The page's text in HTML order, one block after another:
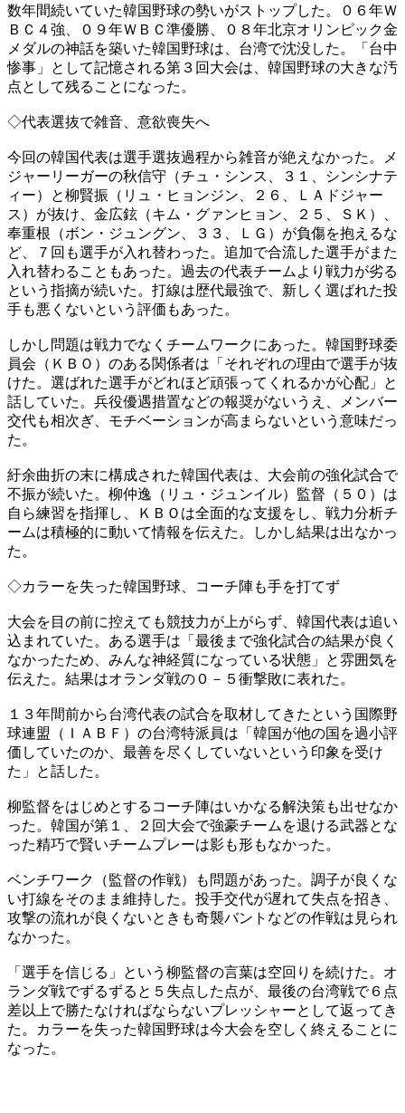
数年間続いていた韓国野球の勢いがストップした。０６年Ｗ
ＢＣ４強、０９年ＷＢＣ準優勝、０８年北京オリンピック金
メダルの神話を築いた韓国野球は、台湾で沈没した。「台中
惨事」として記憶される第３回大会は、韓国野球の大きな汚
点として残ることになった。
◇代表選抜で雑音、意欲喪失へ
今回の韓国代表は選手選抜過程から雑音が絶えなかった。メ
ジャーリーガーの秋信守（チュ・シンス、３１、シンシナテ
ィー）と柳賢振（リュ・ヒョンジン、２６、ＬＡドジャー
ス）が抜け、金広鉉（キム・グァンヒョン、２５、ＳＫ）、
奉重根（ボン・ジュングン、３３、ＬＧ）が負傷を抱えるな
ど、７回も選手が入れ替わった。追加で合流した選手がまた
入れ替わることもあった。過去の代表チームより戦力が劣る
という指摘が続いた。打線は歴代最強で、新しく選ばれた投
手も悪くないという評価もあった。
しかし問題は戦力でなくチームワークにあった。韓国野球委
員会（ＫＢＯ）のある関係者は「それぞれの理由で選手が抜
けた。選ばれた選手がどれほど頑張ってくれるかが心配」と
話していた。兵役優遇措置などの報奨がないうえ、メンバー
交代も相次ぎ、モチベーションが高まらないという意味だっ
た。
紆余曲折の末に構成された韓国代表は、大会前の強化試合で
不振が続いた。柳仲逸（リュ・ジュンイル）監督（５０）は
自ら練習を指揮し、ＫＢＯは全面的な支援をし、戦力分析チ
ームは積極的に動いて情報を伝えた。しかし結果は出なかっ
た。
◇カラーを失った韓国野球、コーチ陣も手を打てず
大会を目の前に控えても競技力が上がらず、韓国代表は追い
込まれていた。ある選手は「最後まで強化試合の結果が良く
なかったため、みんな神経質になっている状態」と雰囲気を
伝えた。結果はオランダ戦の０－５衝撃敗に表れた。
１３年間前から台湾代表の試合を取材してきたという国際野
球連盟（ＩＡＢＦ）の台湾特派員は「韓国が他の国を過小評
価していたのか、最善を尽くしていないという印象を受け
た」と話した。
柳監督をはじめとするコーチ陣はいかなる解決策も出せなか
った。韓国が第１、２回大会で強豪チームを退ける武器とな
った精巧で賢いチームプレーは影も形もなかった。
ベンチワーク（監督の作戦）も問題があった。調子が良くな
い打線をそのまま維持した。投手交代が遅れて失点を招き、
攻撃の流れが良くないときも奇襲バントなどの作戦は見られ
なかった。
「選手を信じる」という柳監督の言葉は空回りを続けた。オ
ランダ戦でずるずると５失点した点が、最後の台湾戦で６点
差以上で勝たなければならないプレッシャーとして返ってき
た。カラーを失った韓国野球は今大会を空しく終えることに
なった。